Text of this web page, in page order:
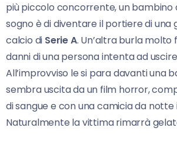
più piccolo concorrente, un bambino
sogno è di diventare il portiere di una
calcio di Serie A. Un’altra burla
danni di una persona intenta ad
All’improvviso le si para davanti una
sembra uscita da un film horror,
di sangue e con una camicia da notte
Naturalmente la vittima rimarrà